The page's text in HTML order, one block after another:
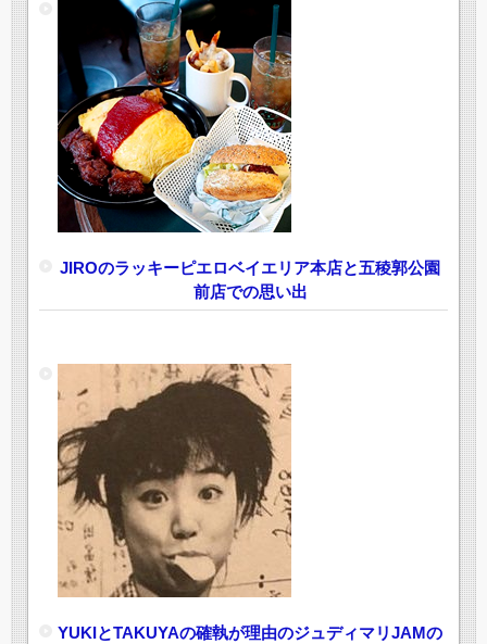
JIROのラッキーピエロベイエリア本店と五稜郭公園
前店での思い出
YUKIとTAKUYAの確執が理由のジュディマリJAMの